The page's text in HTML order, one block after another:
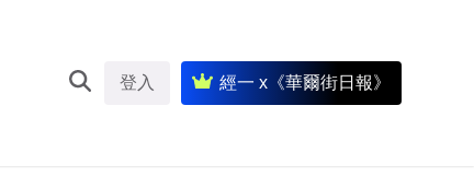
登入 經一 x《華爾街日報》